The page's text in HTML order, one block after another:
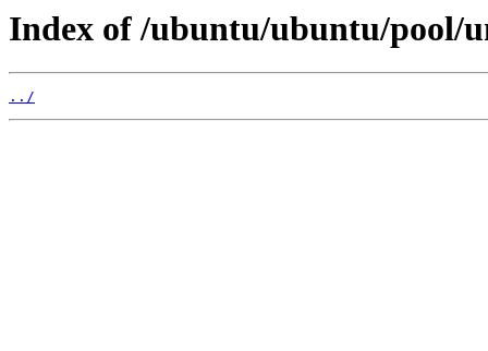
Index of /ubuntu/ubuntu/pool/
../